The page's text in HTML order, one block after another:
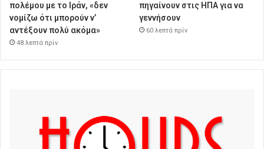
πολέμου με το Ιράν, «δεν
νομίζω ότι μπορούν ν’
αντέξουν πολύ ακόμα»
48 λεπτά πρίν
πηγαίνουν στις ΗΠΑ για να
γεννήσουν
60 λεπτά πρίν